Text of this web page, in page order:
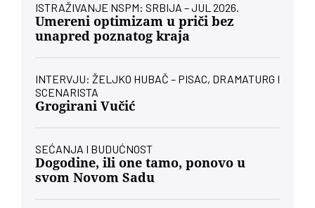
ISTRAŽIVANJE NSPM: SRBIJA – JUL 2026.
Umereni optimizam u priči bez
unapred poznatog kraja
INTERVJU: ŽELJKO HUBAČ – PISAC, DRAMATURG I
SCENARISTA
Grogirani Vučić
SEĆANJA I BUDUĆNOST
Dogodine, ili one tamo, ponovo u
svom Novom Sadu